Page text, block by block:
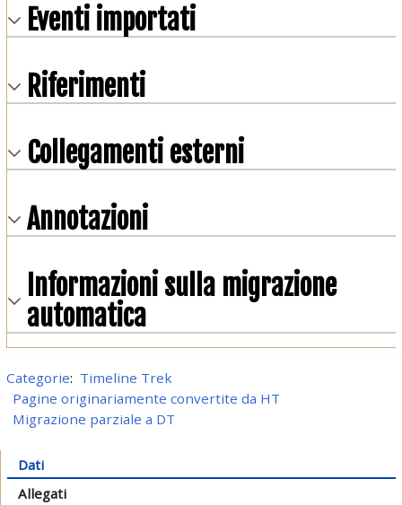
Eventi importati
Riferimenti
Collegamenti esterni
Annotazioni
Informazioni sulla migrazione
automatica
Categorie: Timeline Trek
Pagine originariamente convertite da HT
Migrazione parziale a DT
Dati
Allegati